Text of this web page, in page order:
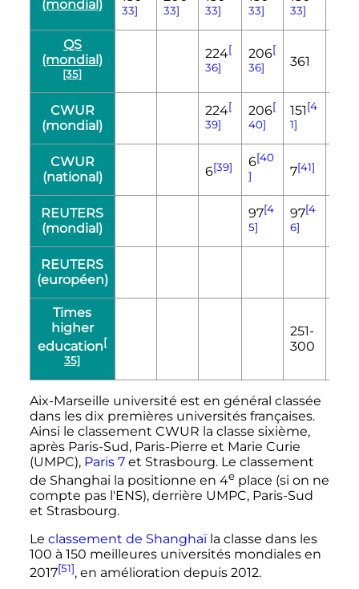
(mondial) 33] 33] 33] 33] 33]
QS
(mondial)
[35]
224[
36]
206[
36]
361
CWUR
(mondial)
224[
39]
206[
40]
151[4
1]
CWUR
(national)
6[39] 6[40
]
7[41]
REUTERS
(mondial)
97[4
5]
97[4
6]
REUTERS
(européen)
Times
higher
education[
35]
251-
300
Aix-Marseille université est en général classée
dans les dix premières universités françaises.
Ainsi le classement CWUR la classe sixième,
après Paris-Sud, Paris-Pierre et Marie Curie
(UMPC), Paris 7et Strasbourg. Le classement
de Shanghai la positionne en 4e place (si on ne
compte pas l'ENS), derrière UMPC, Paris-Sud
et Strasbourg.
Le classement de Shanghaïla classe dans les
100 à 150 meilleuresuniversités mondiales en
2017[51], en amélioration depuis 2012.